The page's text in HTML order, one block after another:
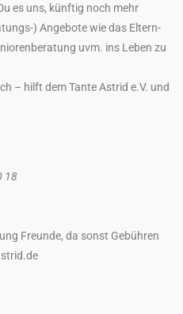
es uns, künftig noch mehr
) Angebote wie das Eltern-
uvm. ins Leben zu
– hilft dem Tante Astrid e.V. und
18
Freunde, da sonst Gebühren